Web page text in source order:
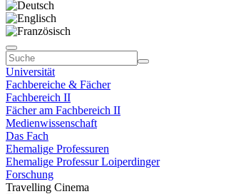
Universität
Fachbereiche & Fächer
Fachbereich II
Fächer am Fachbereich II
Medienwissenschaft
Das Fach
Ehemalige Professuren
Ehemalige Professur Loiperdinger
Forschung
Travelling Cinema